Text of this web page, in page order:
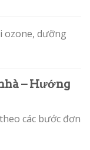
ozone, dưỡng
– Hướng
các bước đơn